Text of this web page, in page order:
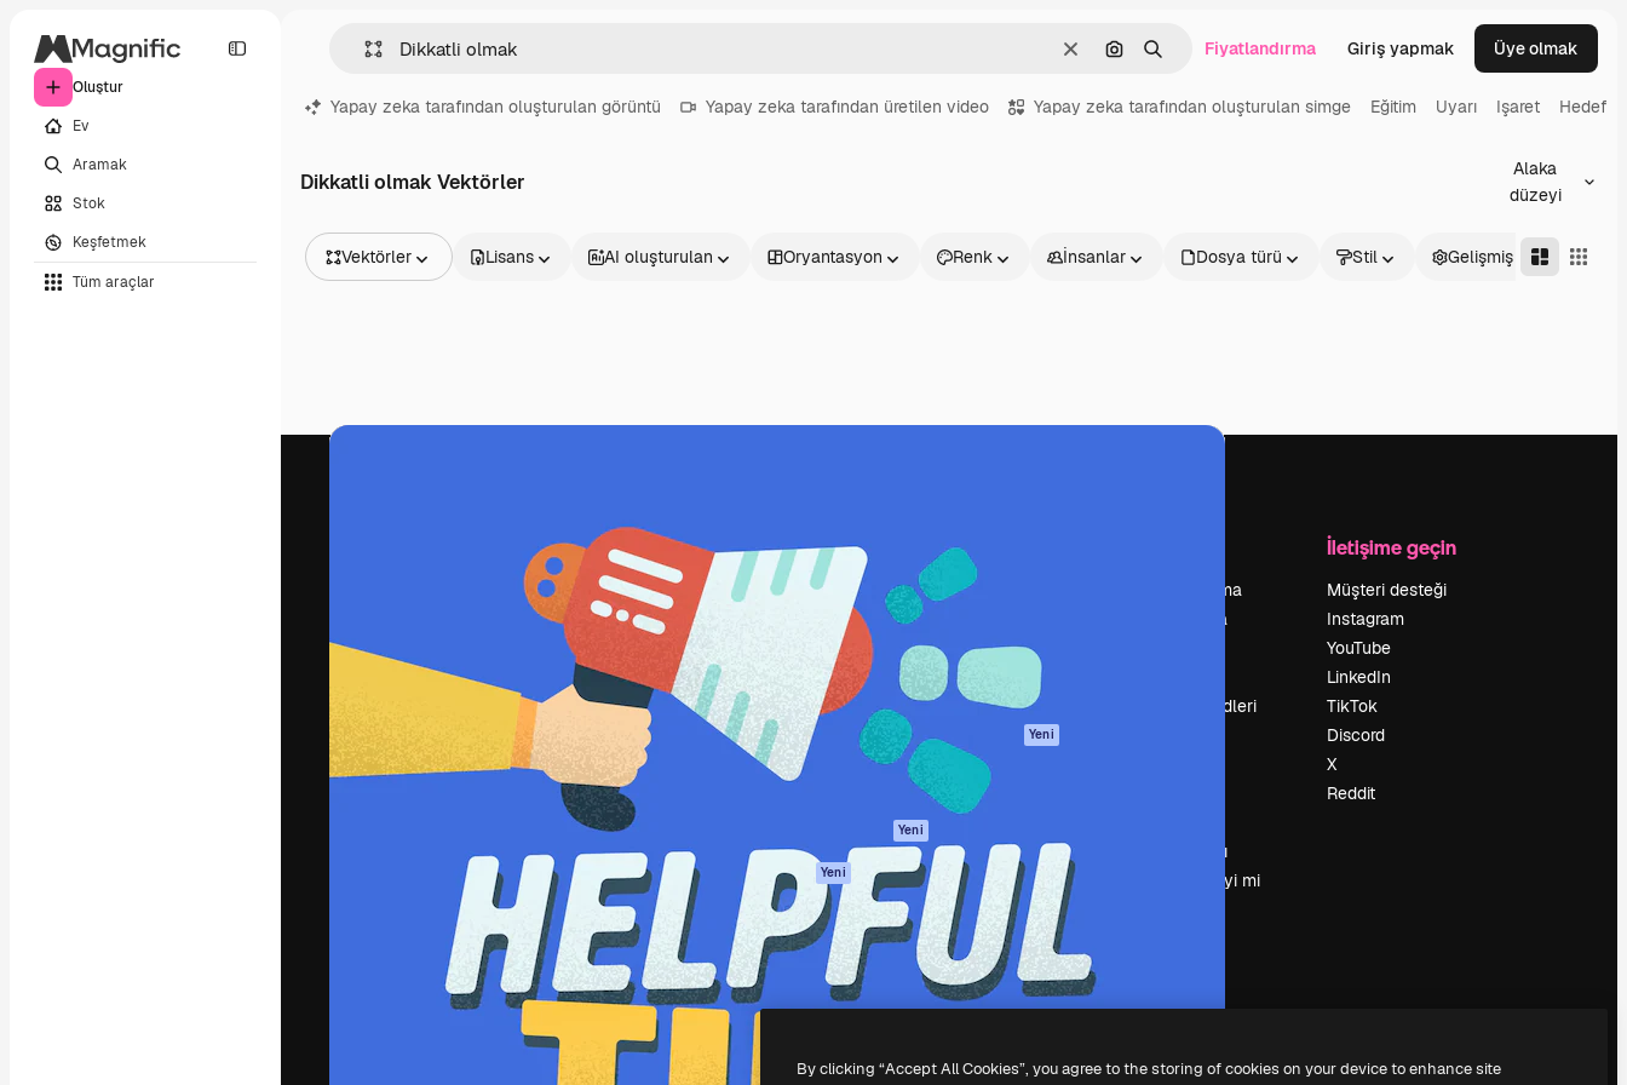
Oluştur
Ev
Aramak
Stok
Keşfetmek
Tüm araçlar
Temizlemek
Görüntüyle ara
AramakFiyatlandırma Giriş yapmak Üye olmak
Yapay zeka tarafından oluşturulan görüntü Yapay zeka tarafından üretilen video Yapay zeka tarafından oluşturulan simge Eğitim Uyarı Işaret Hedef
Dikkatli olmak Vektörler
Alaka
düzeyi
Vektörler
Videolar
Lisans AI oluşturulan Oryantasyon Renk İnsanlar Dosya türü Stil Gelişmiş
En iyi işlerini yöneteceğin yaratıcı platform.
Kreatif ekipler, işletmeler, ajanslar ve
stüdyolar genelinde 1 milyondan fazla
abone.
Türkçe
Ürünler
Spaces
AI Görüntü
Oluşturucu
AI video
oluşturucu
AI ses oluşturucu
Stok içerik
için MCP
Yeni
Ajanlar Yeni
API
Mobil Uygulama
Tüm Magnific
araçları
Başlayın
Academy
Destek
Kullanım Şartları
Gizlilik Politikası
Yeni
Çerez politikası
Güven merkezi
Satış ortakları
Kurumsal
Fiyatlandırma
Hakkımızda
Arama trendleri
Basın odası
Magnific.ai’yi mi
İletişime geçin
Müşteri desteği
Instagram
YouTube
LinkedIn
TikTok
Discord
X
Reddit
2026 Freepik Company S.L.U. Her hakkı saklıdır
By clicking “Accept All Cookies”, you agree to the storing of cookies on your device to enhance site